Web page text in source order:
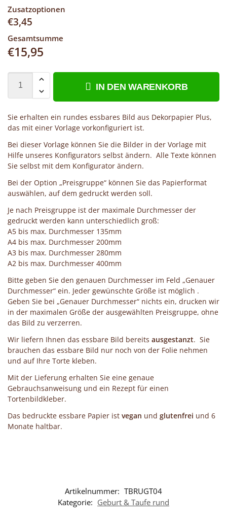
Zusatzoptionen
€3,45
Gesamtsumme
€15,95
IN DEN WARENKORB
Sie erhalten ein rundes essbares Bild aus Dekorpapier Plus,
das mit einer Vorlage vorkonfiguriert ist.
Bei dieser Vorlage können Sie die Bilder in der Vorlage mit
Hilfe unseres Konfigurators selbst ändern. Alle Texte können
Sie selbst mit dem Konfigurator ändern.
Bei der Option „Preisgruppe“ können Sie das Papierformat
auswählen, auf dem gedruckt werden soll.
Je nach Preisgruppe ist der maximale Durchmesser der
gedruckt werden kann unterschiedlich groß:
A5 bis max. Durchmesser 135mm
A4 bis max. Durchmesser 200mm
A3 bis max. Durchmesser 280mm
A2 bis max. Durchmesser 400mm
Bitte geben Sie den genauen Durchmesser im Feld „Genauer
Durchmesser“ ein. Jeder gewünschte Größe ist möglich .
Geben Sie bei „Genauer Durchmesser“ nichts ein, drucken wir
in der maximalen Größe der ausgewählten Preisgruppe, ohne
das Bild zu verzerren.
Wir liefern Ihnen das essbare Bild bereits ausgestanzt. Sie
brauchen das essbare Bild nur noch von der Folie nehmen
und auf Ihre Torte kleben.
Mit der Lieferung erhalten Sie eine genaue
Gebrauchsanweisung und ein Rezept für einen
Tortenbildkleber.
Das bedruckte essbare Papier ist vegan und glutenfrei und 6
Monate haltbar.
Artikelnummer: TBRUGT04
Kategorie: Geburt & Taufe rund